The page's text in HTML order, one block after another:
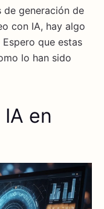
de generación de
con IA, hay algo
que estas
lo han sido
en